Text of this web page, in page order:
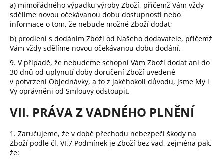
a) mimořádného výpadku výroby Zboží, přičemž Vám vždy
sdělíme novou očekávanou dobu dostupnosti nebo
informace o tom, že nebude možné Zboží dodat;
b) prodlení s dodáním Zboží od Našeho dodavatele, přičemž
Vám vždy sdělíme novou očekávanou dobu dodání.
9. V případě, že nebudeme schopni Vám Zboží dodat ani do
30 dnů od uplynutí doby doručení Zboží uvedené
v potvrzení Objednávky, a to z jakéhokoli důvodu, jsme My i
Vy oprávněni od Smlouvy odstoupit.
VII. PRÁVA Z VADNÉHO PLNĚNÍ
1. Zaručujeme, že v době přechodu nebezpečí škody na
Zboží podle čl. VI.7 Podmínek je Zboží bez vad, zejména pak,
že: